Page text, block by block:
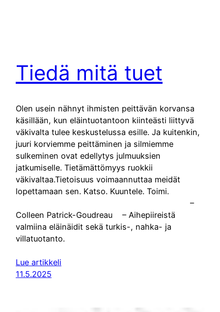
Tiedä mitä tuet
Olen usein nähnyt ihmisten peittävän korvansa
käsillään, kun eläintuotantoon kiinteästi liittyvä
väkivalta tulee keskustelussa esille. Ja kuitenkin,
juuri korviemme peittäminen ja silmiemme
sulkeminen ovat edellytys julmuuksien
jatkumiselle. Tietämättömyys ruokkii
väkivaltaa.Tietoisuus voimaannuttaa meidät
lopettamaan sen. Katso. Kuuntele. Toimi.
–
Colleen Patrick-Goudreau – Aihepiireistä
valmiina eläinäidit sekä turkis-, nahka- ja
villatuotanto.
Lue artikkeli
11.5.2025